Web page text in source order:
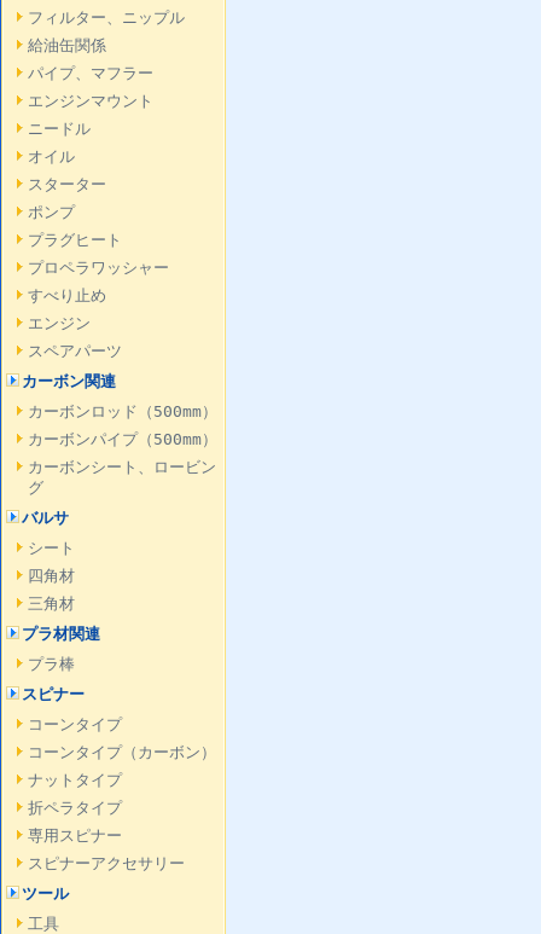
フィルター、ニップル
給油缶関係
パイプ、マフラー
エンジンマウント
ニードル
オイル
スターター
ポンプ
プラグヒート
プロペラワッシャー
すべり止め
エンジン
スペアパーツ
カーボン関連
カーボンロッド（500mm）
カーボンパイプ（500mm）
カーボンシート、ロービン
グ
バルサ
シート
四角材
三角材
プラ材関連
プラ棒
スピナー
コーンタイプ
コーンタイプ（カーボン）
ナットタイプ
折ペラタイプ
専用スピナー
スピナーアクセサリー
ツール
工具